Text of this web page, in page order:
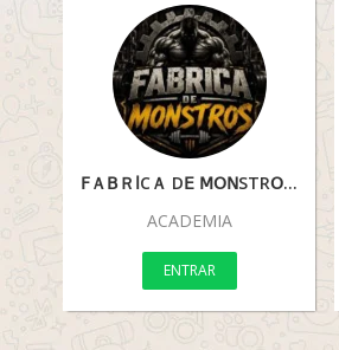
ꓝＡꓐＲⅼCＡ Dꓰ ꓟꓳꓠЅΤRꓳЅ
ACADEMIA
ENTRAR